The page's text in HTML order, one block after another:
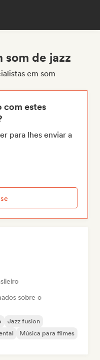
som de jazz
em som
com estes
para lhes enviar a
sobre o
Jazz fusion
Música para filmes